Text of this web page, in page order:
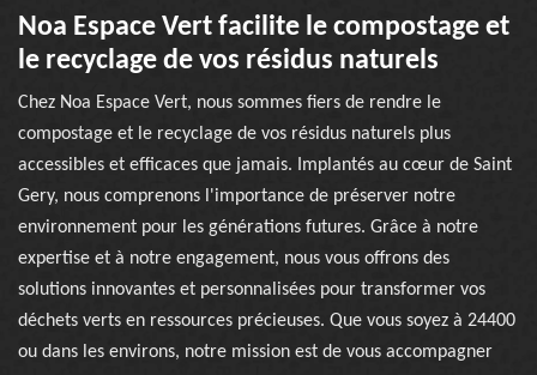
Noa Espace Vert facilite le compostage et
le recyclage de vos résidus naturels
Chez Noa Espace Vert, nous sommes fiers de rendre le
compostage et le recyclage de vos résidus naturels plus
accessibles et efficaces que jamais. Implantés au cœur de Saint
Gery, nous comprenons l'importance de préserver notre
environnement pour les générations futures. Grâce à notre
expertise et à notre engagement, nous vous offrons des
solutions innovantes et personnalisées pour transformer vos
déchets verts en ressources précieuses. Que vous soyez à 24400
ou dans les environs, notre mission est de vous accompagner